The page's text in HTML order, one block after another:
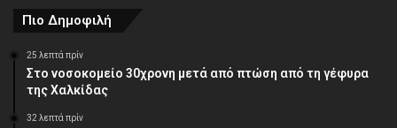
Πιο Δημοφιλή
25 λεπτά πρίν
Στο νοσοκομείο 30χρονη μετά από πτώση από τη γέφυρα
της Χαλκίδας
32 λεπτά πρίν